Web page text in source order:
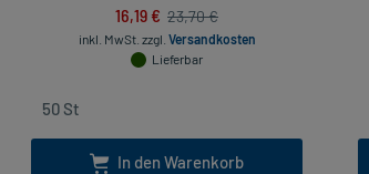
16,19 € 23,70 €
inkl. MwSt. zzgl. Versandkosten
Lieferbar
In den Warenkorb